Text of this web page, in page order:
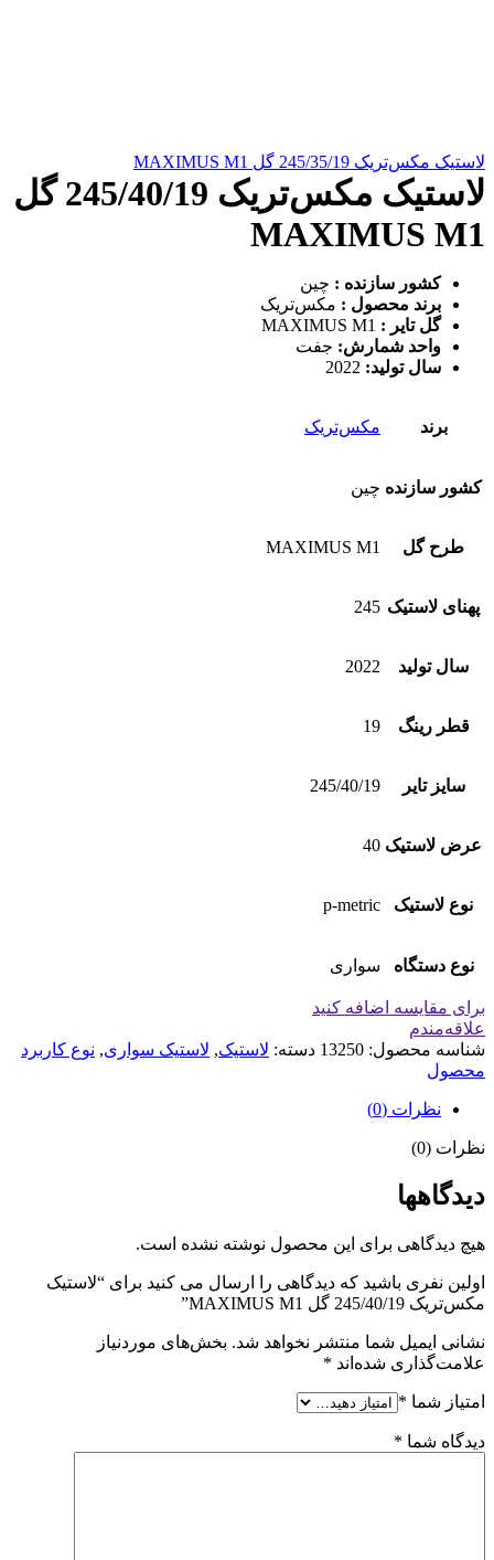
لاستیک مکس‌تریک 245/35/19 گل MAXIMUS M1
لاستیک مکس‌تریک 245/40/19 گل
MAXIMUS M1
کشور سازنده : چین
برند محصول : مکس‌تریک
گل تایر :
واحد شمارش: جفت
سال تولید:
برند مکس‌تریک
کشور سازنده چین
طرح گل MAXIMUS M1
پهنای لاستیک 245
سال تولید 2022
قطر رینگ 19
سایز تایر 245/40/19
عرض لاستیک 40
نوع لاستیک p-metric
نوع دستگاه سواری
برای مقایسه اضافه کنید
علاقه‌مندم
شناسه محصول: 13250 دسته: لاستیک, لاستیک سواری, نوع کاربرد
محصول
نظرات (0)
نظرات (0)
دیدگاهها
هیچ دیدگاهی برای این محصول نوشته نشده است.
اولین نفری باشید که دیدگاهی را ارسال می کنید برای “لاستیک
مکس‌تریک 245/40/19 گل MAXIMUS M1”
نشانی ایمیل شما منتشر نخواهد شد. بخش‌های موردنیاز
علامت‌گذاری شده‌اند *
امتیاز شما *
دیدگاه شما *